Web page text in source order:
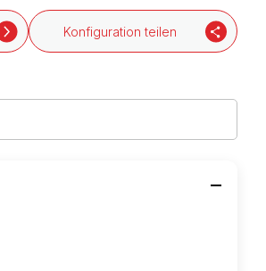
Konfiguration teilen